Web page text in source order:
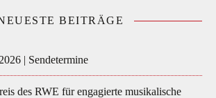
BEITRÄGE
| Sendetermine
des RWE für engagierte musikalische